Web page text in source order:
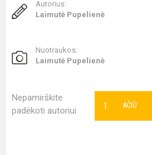
Autorius:
Laimutė Pupelienė
Nuotraukos:
Laimutė Pupelienė
Nepamirškite
padėkoti autoriui
AČIŪ
1